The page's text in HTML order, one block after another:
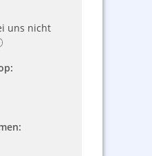
uns nicht